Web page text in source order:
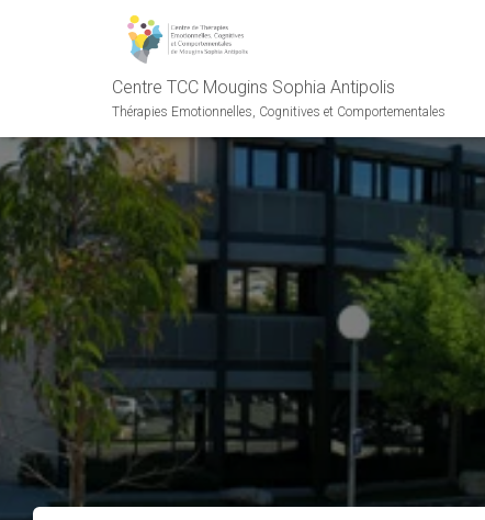
Centre TCC Mougins Sophia Antipolis
Thérapies Emotionnelles, Cognitives et Comportementales